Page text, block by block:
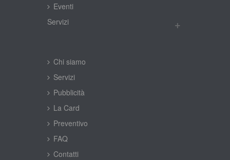
Eventi
Servizi
Chi siamo
Servizi
Pubblicità
La Card
Preventivo
FAQ
Contatti